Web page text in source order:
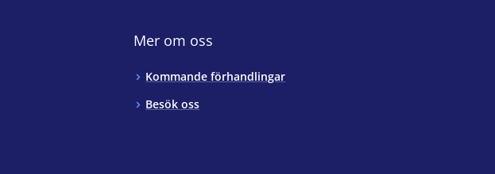
Mer om oss
Kommande förhandlingar
Besök oss